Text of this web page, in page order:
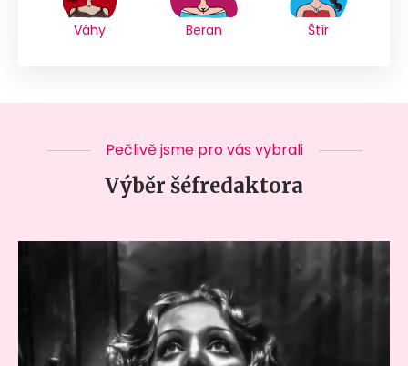
Váhy Beran Štír
Pečlivě jsme pro vás vybrali
Výběr šéfredaktora